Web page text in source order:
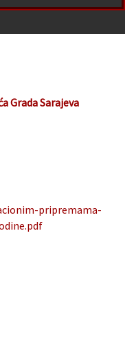
Grada Sarajeva
pripremama-